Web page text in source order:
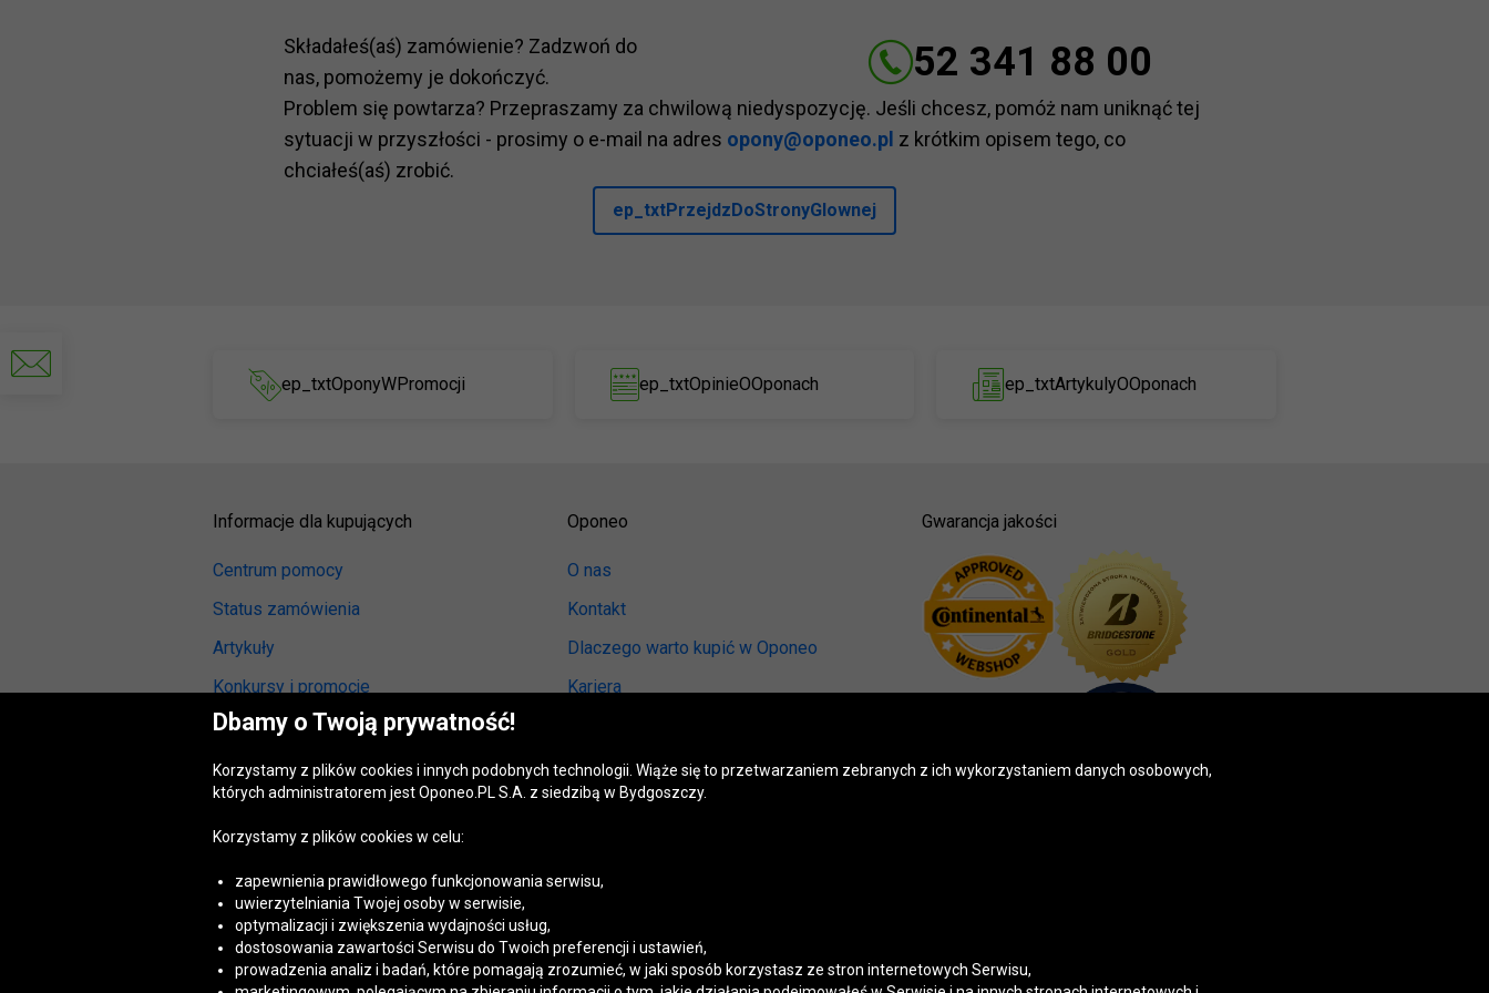
Składałeś(aś) zamówienie? Zadzwoń do
nas, pomożemy je dokończyć.
52 341 88 00
Problem się powtarza? Przepraszamy za chwilową niedyspozycję. Jeśli chcesz, pomóż nam uniknąć tej
sytuacji w przyszłości - prosimy o e-mail na adres opony@oponeo.pl z krótkim opisem tego, co
chciałeś(aś) zrobić.
ep_txtPrzejdzDoStronyGlownej
ep_txtOponyWPromocji ep_txtOpinieOOponach ep_txtArtykulyOOponach
Informacje dla kupujących
Centrum pomocy
Status zamówienia
Artykuły
Konkursy i promocje
Odstąpienie od umowy
Reklamacja gwarancyjna
Opinie o oponach
Akt o usługach cyfrowych(DSA)
Dostępność cyfrowa
Oponeo
O nas
Kontakt
Dlaczego warto kupić w Oponeo
Kariera
Biuro prasowe
Kręci nas recykling
Mapa fotoradarów
Ustawienia cookies
Gwarancja jakości
Dbamy o Twoją prywatność!
Korzystamy z plików cookies i innych podobnych technologii. Wiąże się to przetwarzaniem zebranych z ich wykorzystaniem danych osobowych,
których administratorem jest Oponeo.PL S.A. z siedzibą w Bydgoszczy.
Korzystamy z plików cookies w celu:
zapewnienia prawidłowego funkcjonowania serwisu,
uwierzytelniania Twojej osoby w serwisie,
optymalizacji i zwiększenia wydajności usług,
dostosowania zawartości Serwisu do Twoich preferencji i ustawień,
prowadzenia analiz i badań, które pomagają zrozumieć, w jaki sposób korzystasz ze stron internetowych Serwisu,